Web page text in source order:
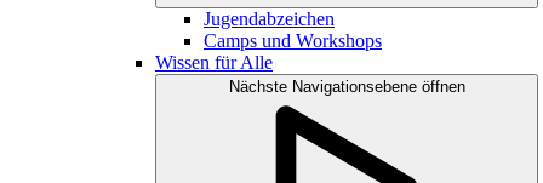
Jugendabzeichen
Camps und Workshops
Wissen für Alle
Nächste Navigationsebene öffnen